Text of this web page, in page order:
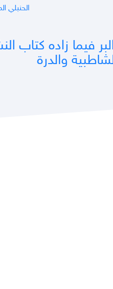
الحنبلي
فيما زاده كتاب
والدرة